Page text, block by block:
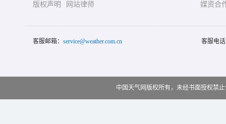
版权声明
网站律师
媒资合
客服邮箱： service@weather.com.cn 客服电
中国天气网版权所有，未经书面授权